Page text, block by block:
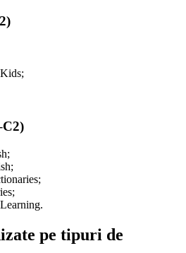
pe tipuri de